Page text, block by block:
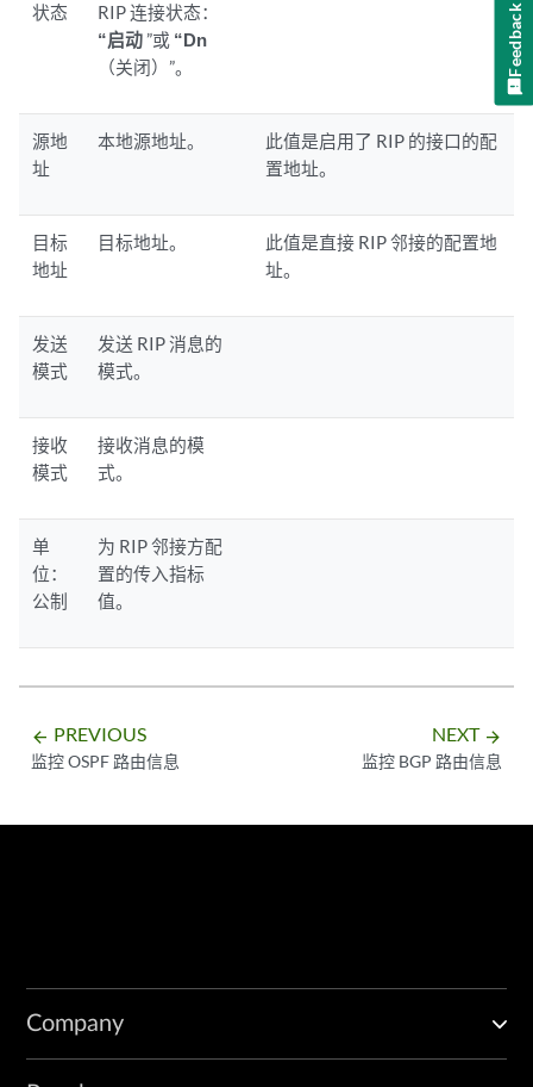
状态
RIP 连接状态：
“启动 ”或 “Dn
（关闭）”。
源地
址
本地源地址。
此值是启用了 RIP 的接口的配
置地址。
目标
地址
目标地址。
此值是直接 RIP 邻接的配置地
址。
发送
模式
发送 RIP 消息的
模式。
接收
模式
接收消息的模
式。
单
位：
公制
为 RIP 邻接方配
置的传入指标
值。
arrow_backward PREVIOUS
监控 OSPF 路由信息
NEXT arrow_forward
监控 BGP 路由信息
Company
Feedback